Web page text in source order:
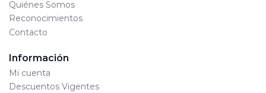
Quiénes Somos
Reconocimientos
Contacto
Información
Mi cuenta
Descuentos Vigentes